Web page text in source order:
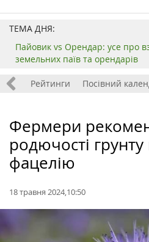
ТЕМА ДНЯ:
Пайовик vs Орендар: усе про
земельних паїв та орендарів
Рейтинги Посівний
Фермери
родючості
фацелію
18 травня 2024,10:50